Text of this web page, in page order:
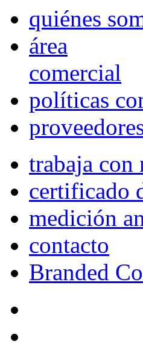
quiénes
área
comercial
políticas
trabaja con
certificado
medición
contacto
Branded